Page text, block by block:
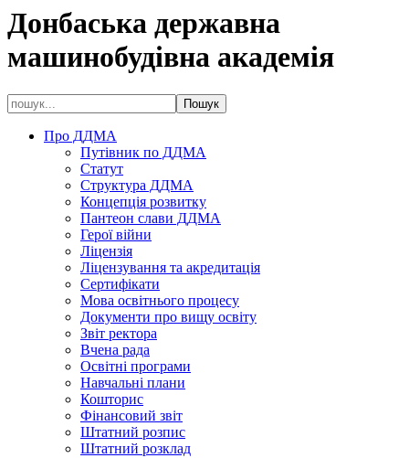
Донбаська державна
машинобудівна академія
Про ДДМА
Путівник по ДДМА
Статут
Структура ДДМА
Концепція розвитку
Пантеон слави ДДМА
Герої війни
Ліцензія
Ліцензування та акредитація
Сертифікати
Мова освітнього процесу
Документи про вищу освіту
Звіт ректора
Вчена рада
Освітні програми
Навчальні плани
Кошторис
Фінансовий звіт
Штатний розпис
Штатний розклад